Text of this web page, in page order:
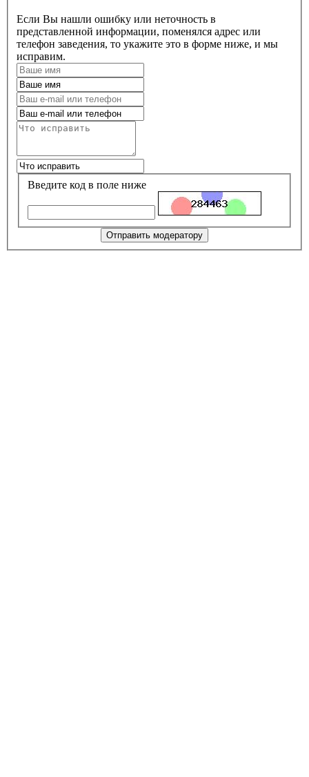
Если Вы нашли ошибку или неточность в
представленной информации, поменялся адрес или
телефон заведения, то укажите это в форме ниже, и мы
исправим.
Введите код в поле ниже
Отправить модератору